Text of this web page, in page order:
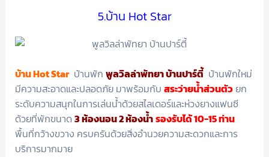
5.บ้าน Hot Star
บ้าน Hot Starบ้านพัก พูลวิลล่าพัทยา บ้านปาร์ตี้บ้านพักใหม่
มีความสะอาดและปลอดภัย มาพร้อมกับ สระว่ายน้ำส่วนตัวยก
ระดับความสนุกในการเล่นน้ำด้วยสไลเดอร์และห่วงยางแฟนซี
ด้วยที่พักขนาด 3 ห้องนอน 2 ห้องน้ำรองรับได้ 10-15 ท่าน
พื้นที่กว้างขวาง ครบครันด้วยสิ่งอำนวยความสะดวกและการ
บริการมากมาย